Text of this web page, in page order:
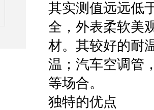
其实测值远远低
全，外表柔软美
材。其较好的耐
温；汽车空调管
等场合。
独特的优点